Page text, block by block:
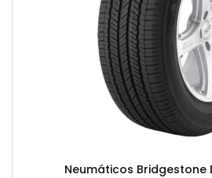
Neumáticos Bridgestone